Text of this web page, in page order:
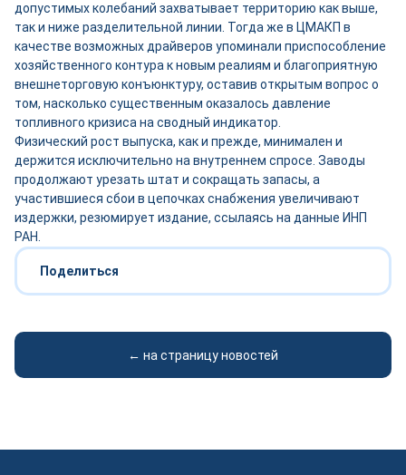
допустимых колебаний захватывает территорию как выше,
так и ниже разделительной линии. Тогда же в ЦМАКП в
качестве возможных драйверов упоминали приспособление
хозяйственного контура к новым реалиям и благоприятную
внешнеторговую конъюнктуру, оставив открытым вопрос о
том, насколько существенным оказалось давление
топливного кризиса на сводный индикатор.
Физический рост выпуска, как и прежде, минимален и
держится исключительно на внутреннем спросе. Заводы
продолжают урезать штат и сокращать запасы, а
участившиеся сбои в цепочках снабжения увеличивают
издержки, резюмирует издание, ссылаясь на данные ИНП
РАН.
Поделиться
← на страницу новостей